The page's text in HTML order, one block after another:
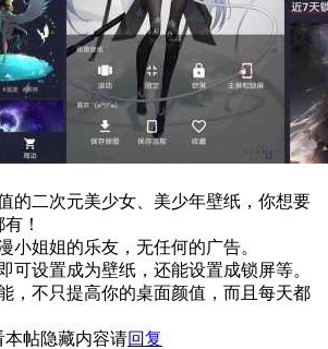
的二次元美少女、美少年壁纸，你想要
！
小姐姐的乐友，无任何的广告。
可设置成为壁纸，还能设置成锁屏等。
，不只提高你的桌面颜值，而且每天都
帖隐藏内容请回复